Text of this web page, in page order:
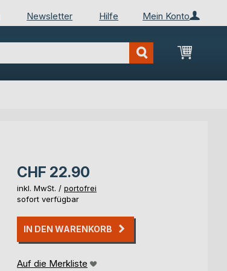
Mein Konto
Newsletter Hilfe
Mein
CHF 22.90
inkl. MwSt. / portofrei
sofort verfügbar
IN DEN WARENKORB
Auf die Merkliste